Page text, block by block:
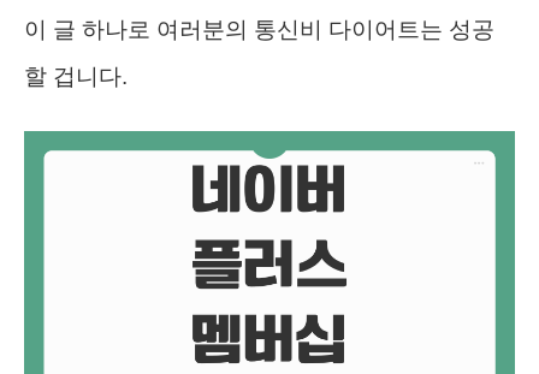
이 글 하나로 여러분의 통신비 다이어트는 성공
할 겁니다.